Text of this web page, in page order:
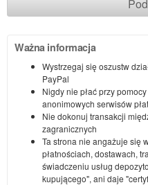
Ważna informacja
Wystrzegaj się oszustw
PayPal
Nigdy nie płać przy
anonimowych serwisów
Nie dokonuj transakcji
zagranicznych
Ta strona nie angażuje się
płatnościach, dostawach,
świadczeniu usług
kupującego", ani daje